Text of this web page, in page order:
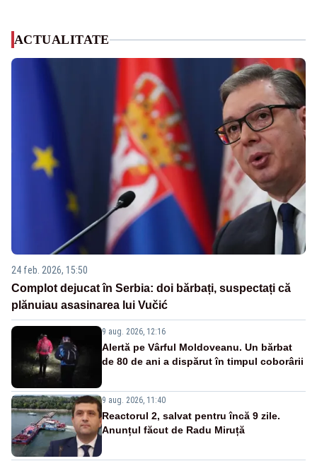
ACTUALITATE
24 feb. 2026, 15:50
Complot dejucat în Serbia: doi bărbați, suspectați că
plănuiau asasinarea lui Vučić
9 aug. 2026, 12:16
Alertă pe Vârful Moldoveanu. Un bărbat
de 80 de ani a dispărut în timpul coborârii
9 aug. 2026, 11:40
Reactorul 2, salvat pentru încă 9 zile.
Anunțul făcut de Radu Miruță